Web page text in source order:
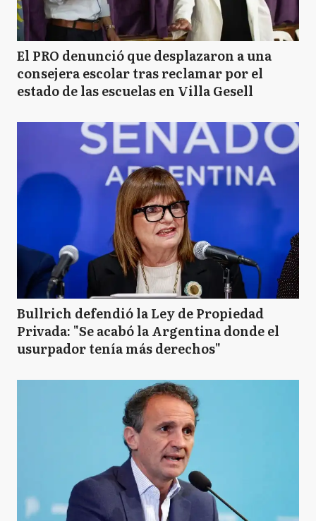
El PRO denunció que desplazaron a una
consejera escolar tras reclamar por el
estado de las escuelas en Villa Gesell
Bullrich defendió la Ley de Propiedad
Privada: "Se acabó la Argentina donde el
usurpador tenía más derechos"